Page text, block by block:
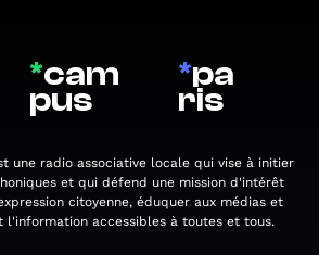
*cam
pus
*pa
ris
une radio associative locale qui vise à initier
et qui défend une mission d'intérêt
citoyenne, éduquer aux médias et
l'information accessibles à toutes et tous.